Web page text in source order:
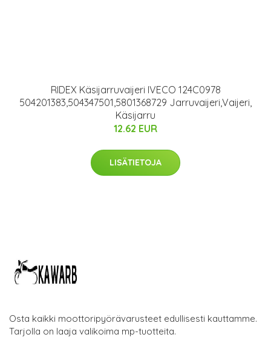
RIDEX Käsijarruvaijeri IVECO 124C0978
504201383,504347501,5801368729 Jarruvaijeri,Vaijeri,
Käsijarru
12.62 EUR
LISÄTIETOJA
Osta kaikki moottoripyörävarusteet edullisesti kauttamme.
Tarjolla on laaja valikoima mp-tuotteita.